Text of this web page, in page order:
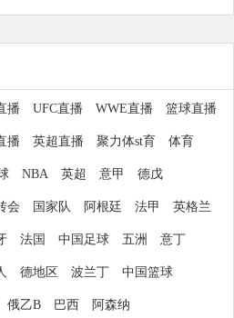
播 UFC直播 WWE直播 篮球直播
播 英超直播 聚力体st育 体育
NBA 英超 意甲 德戊
会 国家队 阿根廷 法甲 英格兰
法国 中国足球 五洲 意丁
德地区 波兰丁 中国篮球
俄乙B 巴西 阿森纳